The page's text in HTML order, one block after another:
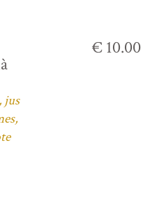
jus
€ 10.00